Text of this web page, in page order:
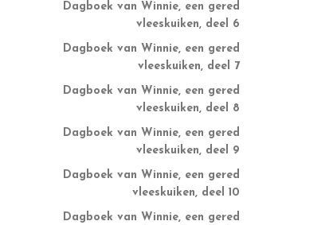
Dagboek van Winnie, een gered
vleeskuiken, deel 6
Dagboek van Winnie, een gered
vleeskuiken, deel 7
Dagboek van Winnie, een gered
vleeskuiken, deel 8
Dagboek van Winnie, een gered
vleeskuiken, deel 9
Dagboek van Winnie, een gered
vleeskuiken, deel 10
Dagboek van Winnie, een gered